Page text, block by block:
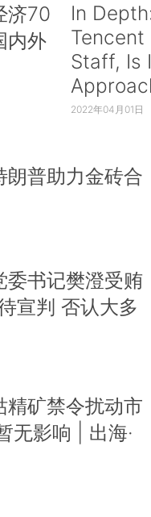
济70
内外
In
Staff, Is
2022年04月01日
朗普助力金砖合
委书记樊澄受贿
宣判 否认大多
精矿禁令扰动市
无影响 | 出海·